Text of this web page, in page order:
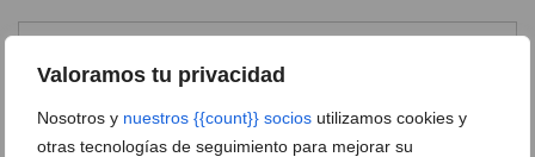
Valoramos tu privacidad
Nosotros y nuestros {{count}} socios utilizamos cookies y
otras tecnologías de seguimiento para mejorar su